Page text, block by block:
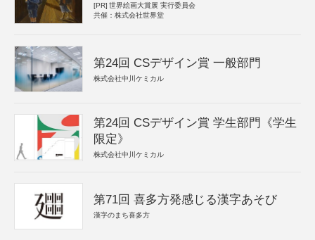
[PR] 世界絵画大賞展 実行委員会
共催：株式会社世界堂
第24回 CSデザイン賞 一般部門
株式会社中川ケミカル
第24回 CSデザイン賞 学生部門《学生
限定》
株式会社中川ケミカル
第71回 喜多方発感じる漢字あそび
漢字のまち喜多方